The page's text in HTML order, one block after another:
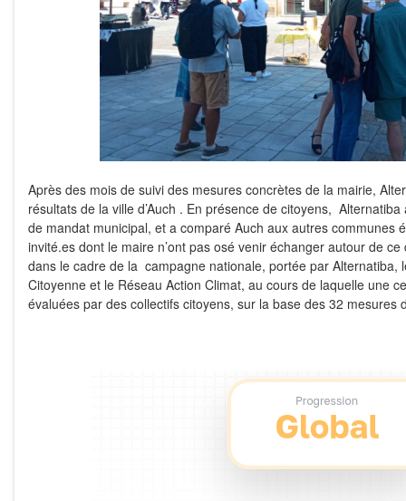
Après des mois de suivi des mesures concrètes de la mairie,
résultats de la ville d’Auch . En présence de citoyens,
de mandat municipal, et a comparé Auch aux autres communes
invité.es dont le maire n’ont pas osé venir échanger autour de
dans le cadre de la campagne nationale, portée par Alternatiba,
Citoyenne et le Réseau Action Climat, au cours de laquelle une
évaluées par des collectifs citoyens, sur la base des 32 mesures